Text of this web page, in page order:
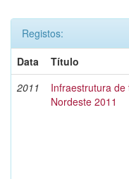
Registos:
Data
Título
2011
Infraestrutura
Nordeste 2011